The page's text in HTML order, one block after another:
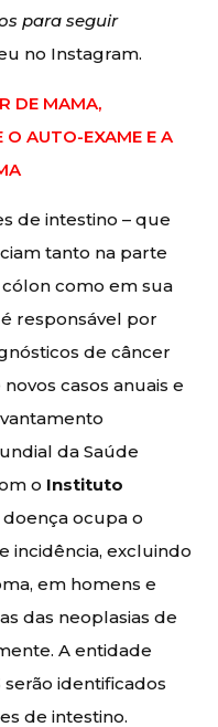
para seguir
no Instagram.
DE MAMA,
O AUTO-EXAME E A
de intestino – que
tanto na parte
como em sua
responsável por
de câncer
casos anuais e
da Saúde
o Instituto
doença ocupa o
incidência, excluindo
em homens e
das neoplasias de
A entidade
identificados
de intestino.